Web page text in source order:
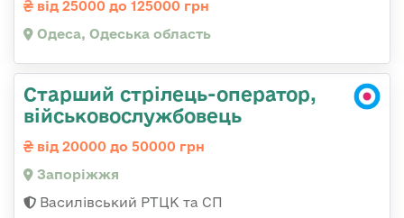
від 25000 до 125000 грн
Одеса, Одеська область
Старший стрілець-оператор,
військовослужбовець
від 20000 до 50000 грн
Запоріжжя
Василівський РТЦК та СП